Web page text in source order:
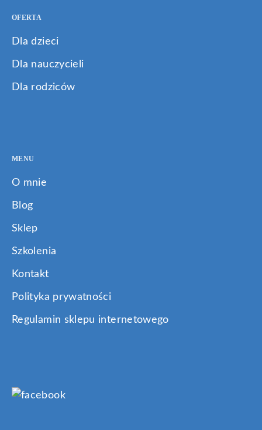
OFERTA
Dla dzieci
Dla nauczycieli
Dla rodziców
MENU
O mnie
Blog
Sklep
Szkolenia
Kontakt
Polityka prywatności
Regulamin sklepu internetowego